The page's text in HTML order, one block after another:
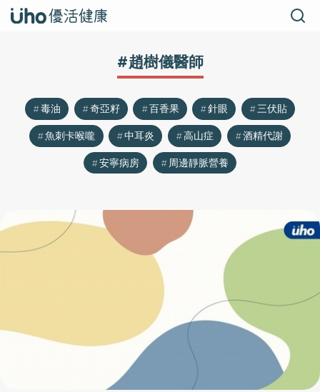
#趙樹儀醫師
毒油 奇亞籽 百香果 針眼
三伏貼
魚刺卡喉嚨
中耳炎 高山症
酒精代謝
安寧病房
周邊靜脈營養